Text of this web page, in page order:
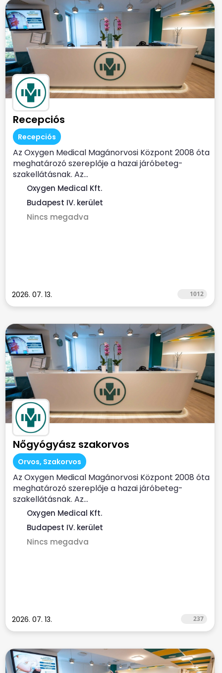
Recepciós
Recepciós
Az Oxygen Medical Magánorvosi Központ 2008 óta
meghatározó szereplője a hazai járóbeteg-
szakellátásnak. Az...
Oxygen Medical Kft.
Budapest IV. kerület
Nincs megadva
2026. 07. 13. 1012
Nőgyógyász szakorvos
Orvos, Szakorvos
Az Oxygen Medical Magánorvosi Központ 2008 óta
meghatározó szereplője a hazai járóbeteg-
szakellátásnak. Az...
Oxygen Medical Kft.
Budapest IV. kerület
Nincs megadva
2026. 07. 13. 237